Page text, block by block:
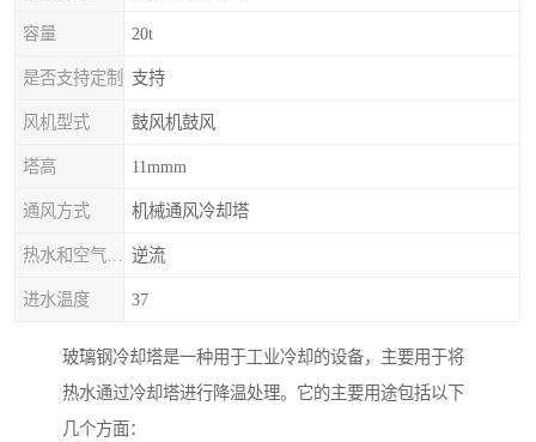
容量 20t
是否支持定制 支持
风机型式 鼓风机鼓风
塔高 11mmm
通风方式 机械通风冷却塔
逆流
进水温度 37
玻璃钢冷却塔是一种用于工业冷却的设备，主要用于将
热水通过冷却塔进行降温处理。它的主要用途包括以下
几个方面：